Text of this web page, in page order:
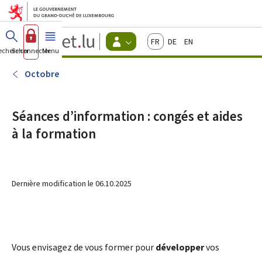
Aller au menu principal
Aller au contenu
Guichet.lu
Changer
d'espace
FrançaisDeutschEnglish
Se connecterMenu principal
Octobre
Séances d’information : congés et aides
à la formation
Dernière modification le 06.10.2025
Vous envisagez de vous former pourdéveloppervos